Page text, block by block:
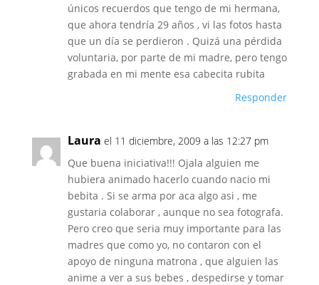
únicos recuerdos que tengo de mi hermana,
que ahora tendría 29 años , vi las fotos hasta
que un día se perdieron . Quizá una pérdida
voluntaria, por parte de mi madre, pero tengo
grabada en mi mente esa cabecita rubita
Responder
Laura el 11 diciembre, 2009 a las 12:27 pm
Que buena iniciativa!!! Ojala alguien me
hubiera animado hacerlo cuando nacio mi
bebita . Si se arma por aca algo asi , me
gustaria colaborar , aunque no sea fotografa.
Pero creo que seria muy importante para las
madres que como yo, no contaron con el
apoyo de ninguna matrona , que alguien las
anime a ver a sus bebes , despedirse y tomar